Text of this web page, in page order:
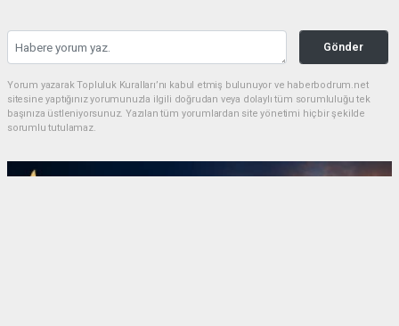
Gönder
Yorum yazarak Topluluk Kuralları’nı kabul etmiş bulunuyor ve haberbodrum.net
sitesine yaptığınız yorumunuzla ilgili doğrudan veya dolaylı tüm sorumluluğu tek
başınıza üstleniyorsunuz. Yazılan tüm yorumlardan site yönetimi hiçbir şekilde
sorumlu tutulamaz.